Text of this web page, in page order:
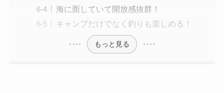
海に面していて開放感抜群！
キャンプだけでなく釣りも楽しめる！
もっと見る